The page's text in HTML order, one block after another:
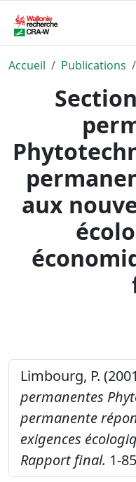
Accueil Publications
aux
Limbourg, P.
permanentes
permanente
exigences
Rapport final. 1-